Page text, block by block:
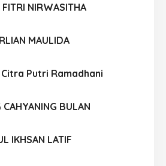
FITRI NIRWASITHA
MAULIDA
Putri Ramadhani
CAHYANING BULAN
IKHSAN LATIF